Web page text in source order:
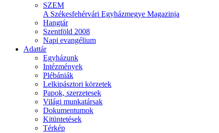
SZEM
A Székesfehérvári Egyházmegye Magazinja
Hangtár
Szentföld 2008
Napi evangélium
Adattár
Egyházunk
Intézmények
Plébániák
Lelkipásztori körzetek
Papok, szerzetesek
Világi munkatársak
Dokumentumok
Kitüntetések
Térkép